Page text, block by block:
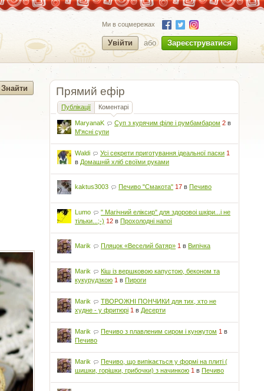
Ми в соцмережах
Увійти або Зареєструватися
Прямий ефір
Публікації Коментарі
MaryanaK Суп з курячим філе і румбамбаром 2 в
М'ясні супи
Waldi Усі секрети приготування ідеальної паски 1
в Домашній хліб своїми руками
kaktus3003 Печиво "Смакота" 17 вПечиво
Lumo
" Магічний еліксир" для здоровоі шкіри...і не
тільки...;-) 12 вПрохолодні напої
Marik Пляцок «Веселий батяр» 1 вВипічка
Marik
Кіш із вершковою капустою, беконом та
кукурудзкою 1 вПироги
Marik
ТВОРОЖНІ ПОНЧИКИ для тих, хто не
худне - у фритюрі 1 в Десерти
Marik Печиво з плавленим сиром і кунжутом 1 в
Печиво
Marik
Печиво, що випікається у формі на плиті (
шишки, горішки, грибочки) з начинкою 1 вПечиво